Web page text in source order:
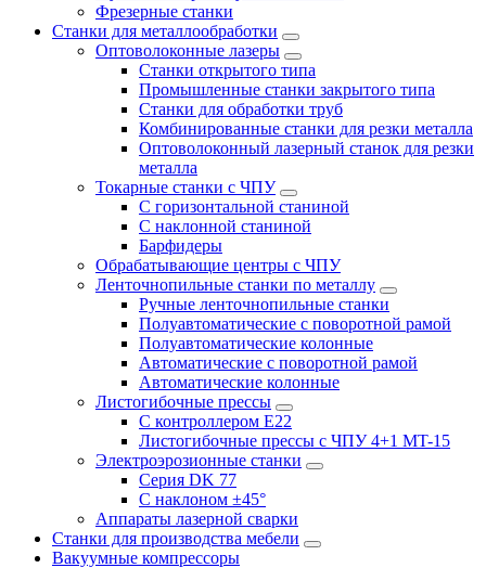
Фрезерные станки
Станки для металлообработки
Оптоволоконные лазеры
Станки открытого типа
Промышленные станки закрытого типа
Станки для обработки труб
Комбинированные станки для резки металла
Оптоволоконный лазерный станок для резки
металла
Токарные станки с ЧПУ
С горизонтальной станиной
С наклонной станиной
Барфидеры
Обрабатывающие центры с ЧПУ
Ленточнопильные станки по металлу
Ручные ленточнопильные станки
Полуавтоматические с поворотной рамой
Полуавтоматические колонные
Автоматические с поворотной рамой
Автоматические колонные
Листогибочные прессы
С контроллером E22
Листогибочные прессы с ЧПУ 4+1 MT-15
Электроэрозионные станки
Серия DK 77
С наклоном ±45°
Аппараты лазерной сварки
Станки для производства мебели
Вакуумные компрессоры